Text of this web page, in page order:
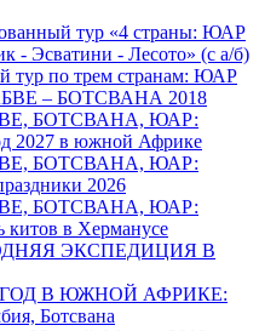
тур «4 страны: ЮАР
- Эсватини - Лесото» (с а/б)
тур по трем странам: ЮАР
– БОТСВАНА 2018
БОТСВАНА, ЮАР:
2027 в южной Африке
БОТСВАНА, ЮАР:
2026
БОТСВАНА, ЮАР:
китов в Херманусе
ЭКСПЕДИЦИЯ В
В ЮЖНОЙ АФРИКЕ:
Ботсвана